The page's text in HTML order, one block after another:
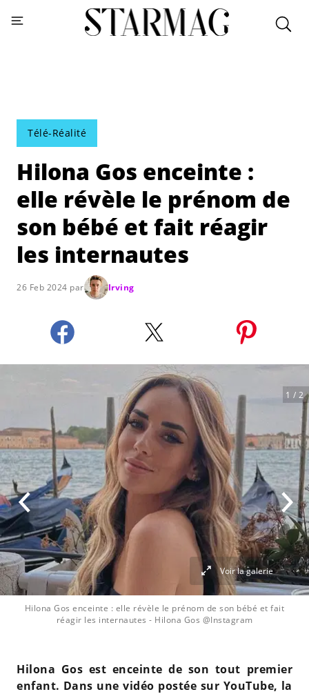
Télé-Réalité
Hilona Gos enceinte :
elle révèle le prénom de
son bébé et fait réagir
les internautes
26 Feb 2024 par Irving
Hilona Gos enceinte : elle révèle le prénom de son bébé et fait
réagir les internautes - Hilona Gos @Instagram
1 / 2
Voir la galerie
Hilona Gos est enceinte de son tout premier
enfant. Dans une vidéo postée sur YouTube, la